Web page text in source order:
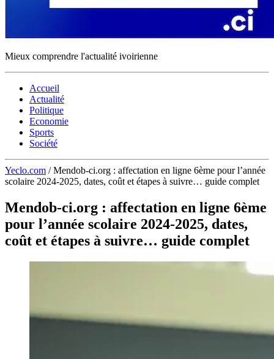
Mieux comprendre l'actualité ivoirienne
Accueil
Actualité
Politique
Economie
Sports
Société
Yeclo.com / Mendob-ci.org : affectation en ligne 6ème pour l’année
scolaire 2024-2025, dates, coût et étapes à suivre… guide complet
Mendob-ci.org : affectation en ligne 6ème
pour l’année scolaire 2024-2025, dates,
coût et étapes à suivre… guide complet